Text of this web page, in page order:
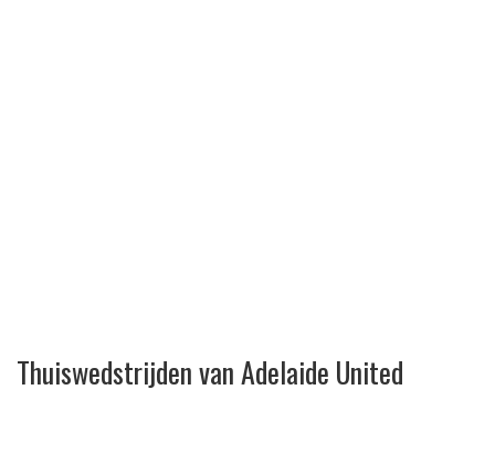
Thuiswedstrijden van Adelaide United